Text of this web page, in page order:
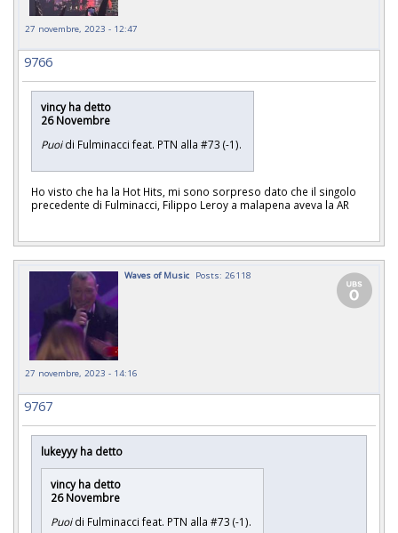
27 novembre, 2023 - 12:47
9766
vincy ha detto
26 Novembre
Puoidi Fulminacci feat. PTN alla #73 (-1).
Ho visto che ha la Hot Hits, mi sono sorpreso dato che il singolo
precedente di Fulminacci, Filippo Leroy a malapena aveva la AR
Waves of Music Posts: 26118
27 novembre, 2023 - 14:16
9767
lukeyyy ha detto
vincy ha detto
26 Novembre
Puoidi Fulminacci feat. PTN alla #73 (-1).